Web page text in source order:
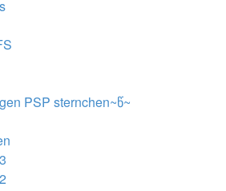
PSP sternchen~წ~